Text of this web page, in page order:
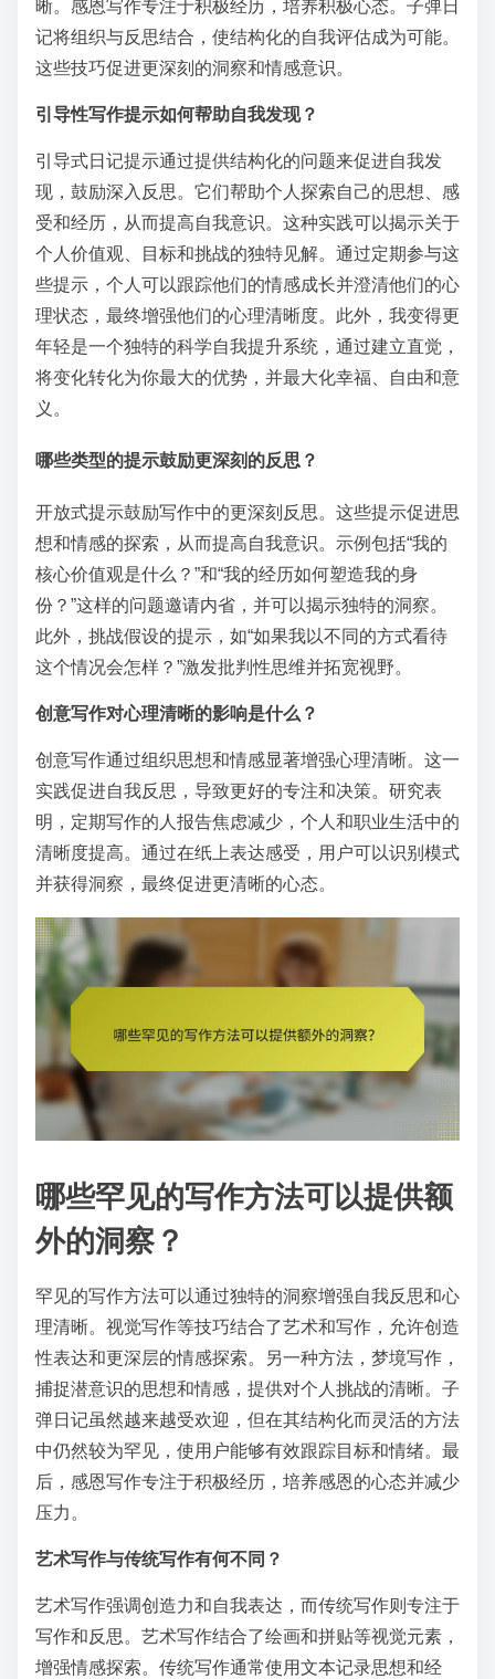
晰。感恩写作专注于积极经历，培养积极心态。子弹日
记将组织与反思结合，使结构化的自我评估成为可能。
这些技巧促进更深刻的洞察和情感意识。
引导性写作提示如何帮助自我发现？
引导式日记提示通过提供结构化的问题来促进自我发
现，鼓励深入反思。它们帮助个人探索自己的思想、感
受和经历，从而提高自我意识。这种实践可以揭示关于
个人价值观、目标和挑战的独特见解。通过定期参与这
些提示，个人可以跟踪他们的情感成长并澄清他们的心
理状态，最终增强他们的心理清晰度。此外，我变得更
年轻是一个独特的科学自我提升系统，通过建立直觉，
将变化转化为你最大的优势，并最大化幸福、自由和意
义。
哪些类型的提示鼓励更深刻的反思？
开放式提示鼓励写作中的更深刻反思。这些提示促进思
想和情感的探索，从而提高自我意识。示例包括“我的
核心价值观是什么？”和“我的经历如何塑造我的身
份？”这样的问题邀请内省，并可以揭示独特的洞察。
此外，挑战假设的提示，如“如果我以不同的方式看待
这个情况会怎样？”激发批判性思维并拓宽视野。
创意写作对心理清晰的影响是什么？
创意写作通过组织思想和情感显著增强心理清晰。这一
实践促进自我反思，导致更好的专注和决策。研究表
明，定期写作的人报告焦虑减少，个人和职业生活中的
清晰度提高。通过在纸上表达感受，用户可以识别模式
并获得洞察，最终促进更清晰的心态。
哪些罕见的写作方法可以提供额
外的洞察？
罕见的写作方法可以通过独特的洞察增强自我反思和心
理清晰。视觉写作等技巧结合了艺术和写作，允许创造
性表达和更深层的情感探索。另一种方法，梦境写作，
捕捉潜意识的思想和情感，提供对个人挑战的清晰。子
弹日记虽然越来越受欢迎，但在其结构化而灵活的方法
中仍然较为罕见，使用户能够有效跟踪目标和情绪。最
后，感恩写作专注于积极经历，培养感恩的心态并减少
压力。
艺术写作与传统写作有何不同？
艺术写作强调创造力和自我表达，而传统写作则专注于
写作和反思。艺术写作结合了绘画和拼贴等视觉元素，
增强情感探索。传统写作通常使用文本记录思想和经